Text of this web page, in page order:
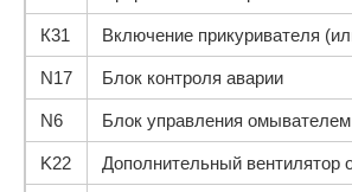
К31 Включение прикуривателя
N17 Блок контроля аварии
N6 Блок управления
K22 Дополнительный вентилятор